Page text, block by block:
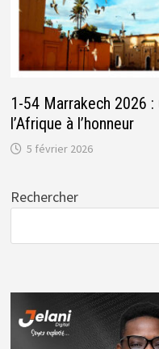
1-54 Marrakech 2026
l’Afrique à l’honneur
5 février 2026
Rechercher